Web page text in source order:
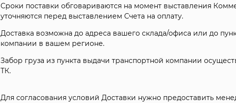
Сроки поставки обговариваются на момент выставления
уточняются перед выставлением Счета на оплату.
Доставка возможна до адреса вашего склада/офиса или до
компании в вашем регионе.
Забор груза из пункта выдачи транспортной компании
ТК.
Для согласования условий Доставки нужно предоставить